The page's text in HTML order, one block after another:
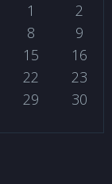
1
2
8
9
15
16
22
23
29
30